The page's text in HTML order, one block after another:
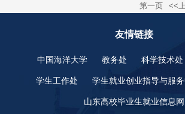
第一页 <<
友情链接
中国海洋大学 教务处 科学技术处
学生工作处 学生就业创业指导与服
山东高校毕业生就业信息网